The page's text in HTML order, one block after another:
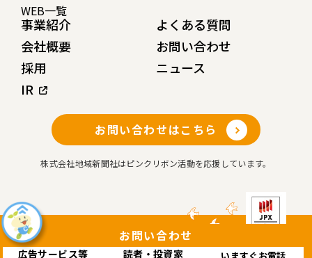
WEB一覧
事業紹介
会社概要
採用
IR
よくある質問
お問い合わせ
ニュース
お問い合わせはこちら
株式会社地域新聞社はピンクリボン活動を応援しています。
お問い合わせ
広告サービス等 読者・投資家